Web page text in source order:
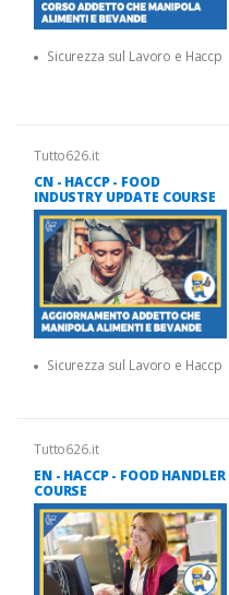
Sicurezza sul Lavoro e Haccp
Tutto626.it
CN - HACCP - FOOD
INDUSTRY UPDATE COURSE
Sicurezza sul Lavoro e Haccp
Tutto626.it
EN - HACCP - FOOD HANDLER
COURSE